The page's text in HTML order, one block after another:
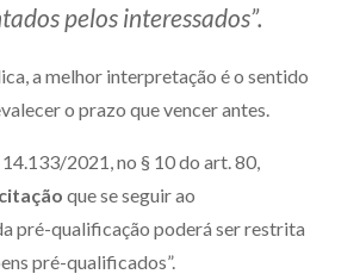
pelos interessados”.
a melhor interpretação é o sentido
o prazo que vencer antes.
14.133/2021, no § 10 do art. 80,
que se seguir ao
pré-qualificação poderá ser restrita
pré-qualificados”.